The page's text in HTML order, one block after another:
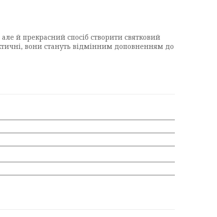
але й прекрасний спосіб створити святковий
вони стануть відмінним доповненням до